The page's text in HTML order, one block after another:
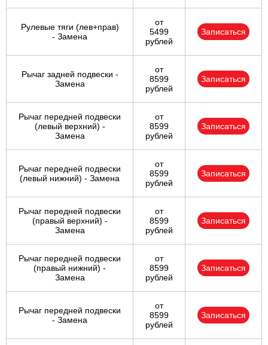
Рулевые тяги (лев+прав)
- Замена
от
5499
рублей
Записаться
Рычаг задней подвески -
Замена
от
8599
рублей
Записаться
Рычаг передней подвески
(левый верхний) -
Замена
от
8599
рублей
Записаться
Рычаг передней подвески
(левый нижний) - Замена
от
8599
рублей
Записаться
Рычаг передней подвески
(правый верхний) -
Замена
от
8599
рублей
Записаться
Рычаг передней подвески
(правый нижний) -
Замена
от
8599
рублей
Записаться
Рычаг передней подвески
- Замена
от
8599
рублей
Записаться